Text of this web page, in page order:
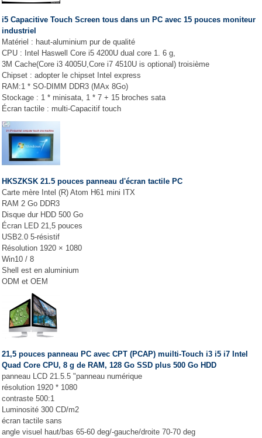
i5 Capacitive Touch Screen tous dans un PC avec 15 pouces moniteur
industriel
Matériel : haut-aluminium pur de qualité
CPU : Intel Haswell Core i5 4200U dual core 1. 6 g,
3M Cache(Core i3 4005U,Core i7 4510U is optional) troisième
Chipset : adopter le chipset Intel express
RAM:1 * SO-DIMM DDR3 (MAx 8Go)
Stockage : 1 * minisata, 1 * 7 + 15 broches sata
Écran tactile : multi-Capacitif touch
HKSZKSK 21.5 pouces panneau d'écran tactile PC
Carte mère Intel (R) Atom H61 mini ITX
RAM 2 Go DDR3
Disque dur HDD 500 Go
Écran LED 21,5 pouces
USB2.0 5-résistif
Résolution 1920 × 1080
Win10 / 8
Shell est en aluminium
ODM et OEM
21,5 pouces panneau PC avec CPT (PCAP) muilti-Touch i3 i5 i7 Intel
Quad Core CPU, 8 g de RAM, 128 Go SSD plus 500 Go HDD
panneau LCD 21.5.5 "panneau numérique
résolution 1920 * 1080
contraste 500:1
Luminosité 300 CD/m2
écran tactile sans
angle visuel haut/bas 65-60 deg/-gauche/droite 70-70 deg